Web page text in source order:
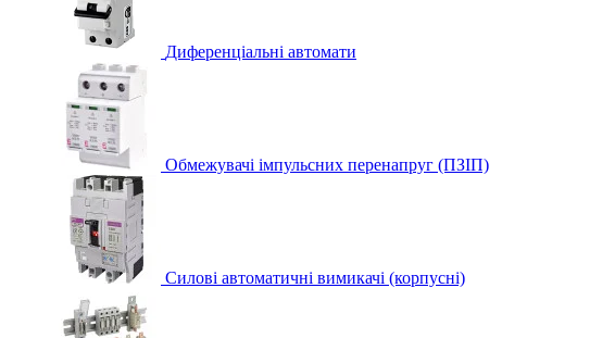
Диференціальні автомати
Обмежувачі імпульсних перенапруг (ПЗІП)
Силові автоматичні вимикачі (корпусні)